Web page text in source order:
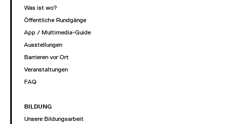
Was ist wo?
Öffentliche Rundgänge
App / Multimedia-Guide
Ausstellungen
Barrieren vor Ort
Veranstaltungen
FAQ
BILDUNG
Unsere Bildungsarbeit